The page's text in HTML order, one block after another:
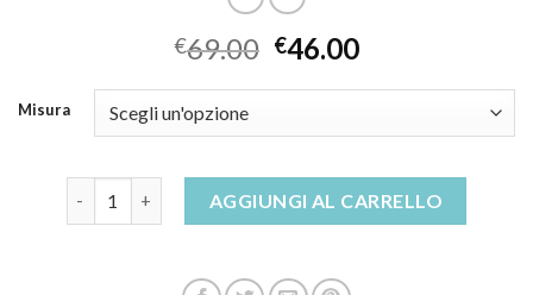
€69.00 €46.00
Misura
AGGIUNGI AL CARRELLO